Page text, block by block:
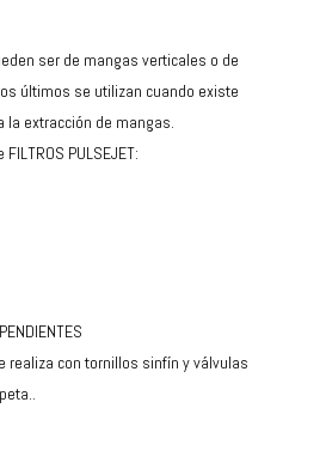
ser de mangas verticales o de
últimos se utilizan cuando existe
la extracción de mangas.
PULSEJET:
realiza con tornillos sinfín y válvulas